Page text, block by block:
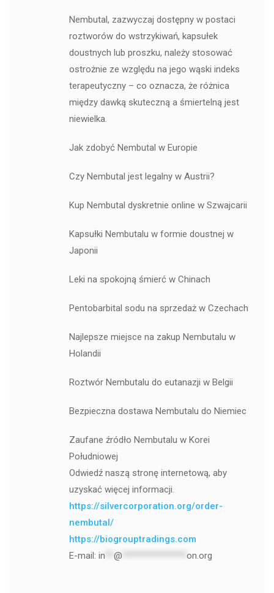
Nembutal, zazwyczaj dostępny w postaci
roztworów do wstrzykiwań, kapsułek
doustnych lub proszku, należy stosować
ostrożnie ze względu na jego wąski indeks
terapeutyczny – co oznacza, że ​​różnica
między dawką skuteczną a śmiertelną jest
niewielka.
Jak zdobyć Nembutal w Europie
Czy Nembutal jest legalny w Austrii?
Kup Nembutal dyskretnie online w Szwajcarii
Kapsułki Nembutalu w formie doustnej w
Japonii
Leki na spokojną śmierć w Chinach
Pentobarbital sodu na sprzedaż w Czechach
Najlepsze miejsce na zakup Nembutalu w
Holandii
Roztwór Nembutalu do eutanazji w Belgii
Bezpieczna dostawa Nembutalu do Niemiec
Zaufane źródło Nembutalu w Korei
Południowej
Odwiedź naszą stronę internetową, aby
uzyskać więcej informacji.
https://silvercorporation.org/order-
nembutal/
https://biogrouptradings.com
E-mail: in @ on.org